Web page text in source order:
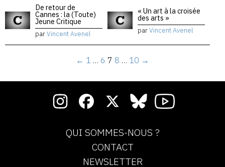
De retour de
Cannes : la (Toute)
Jeune Critique
parVincent Avenel
« Un art à la croisée
des arts »
parVincent Avenel
← 1 … 6 7 8 … 10 →
QUI SOMMES-NOUS ?
CONTACT
NEWSLETTER